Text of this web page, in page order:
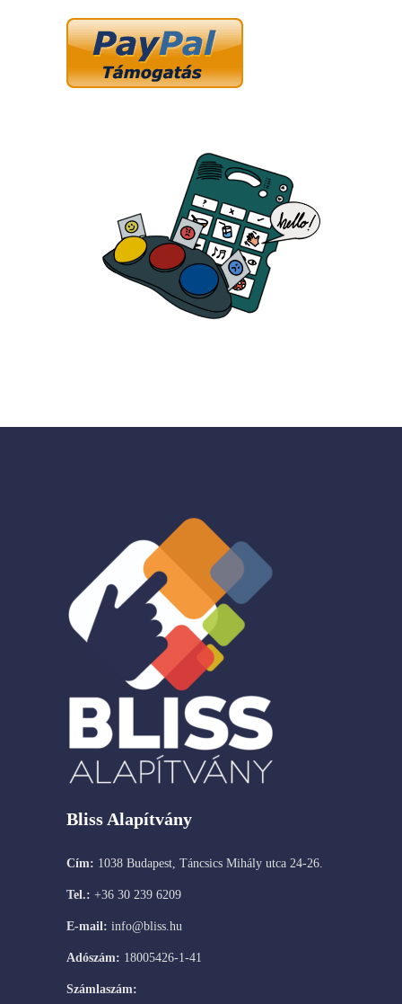
Bliss Alapítvány
Cím: 1038 Budapest, Táncsics Mihály utca 24-26.
Tel.: +36 30 239 6209
E-mail: info@bliss.hu
Adószám: 18005426-1-41
Számlaszám: